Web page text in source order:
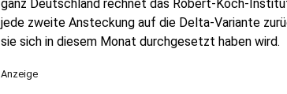
ganz Deutschland rechnet das Robert-Koch-
jede zweite Ansteckung auf die Delta-Variante
sie sich in diesem Monat durchgesetzt haben wird.
Anzeige